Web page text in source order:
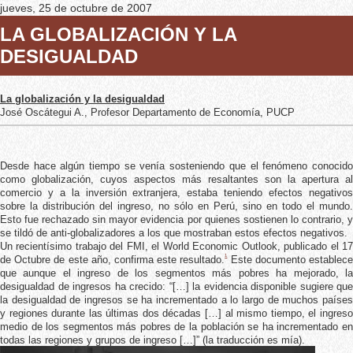
jueves, 25 de octubre de 2007
LA GLOBALIZACIÓN Y LA
DESIGUALDAD
La globalización y la desigualdad
José Oscátegui A., Profesor Departamento de Economía, PUCP
Desde hace algún tiempo se venía sosteniendo que el fenómeno conocido
como globalización, cuyos aspectos más resaltantes son la apertura al
comercio y a la inversión extranjera, estaba teniendo efectos negativos
sobre la distribución del ingreso, no sólo en Perú, sino en todo el mundo.
Esto fue rechazado sin mayor evidencia por quienes sostienen lo contrario, y
se tildó de anti-globalizadores a los que mostraban estos efectos negativos.
Un recientísimo trabajo del FMI, el World Economic Outlook, publicado el 17
de Octubre de este año, confirma este resultado.1 Este documento establece
que aunque el ingreso de los segmentos más pobres ha mejorado, la
desigualdad de ingresos ha crecido: “[…] la evidencia disponible sugiere que
la desigualdad de ingresos se ha incrementado a lo largo de muchos países
y regiones durante las últimas dos décadas […] al mismo tiempo, el ingreso
medio de los segmentos más pobres de la población se ha incrementado en
todas las regiones y grupos de ingreso […]” (la traducción es mía).